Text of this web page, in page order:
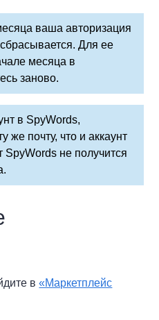
ваша авторизация
Для ее
месяца в
заново.
в SpyWords,
же почту, что и аккаунт
SpyWords не получится
в«Маркетплейс